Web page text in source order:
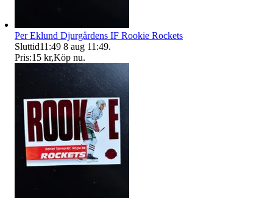
Per Eklund Djurgårdens IF Rookie Rockets
Sluttid11:49 8 aug 11:49.
Pris:15 kr,Köp nu.